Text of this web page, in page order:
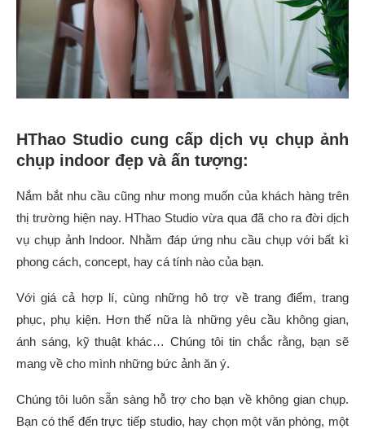
HThao Studio cung cấp dịch vụ chụp ảnh
chụp indoor đẹp và ấn tượng:
Nắm bắt nhu cầu cũng như mong muốn của khách hàng trên
thị trường hiện nay. HThao Studio vừa qua đã cho ra đời dịch
vụ chụp ảnh Indoor. Nhằm đáp ứng nhu cầu chụp với bất kì
phong cách, concept, hay cá tính nào của bạn.
Với giá cả hợp lí, cùng những hô trợ về trang điểm, trang
phục, phụ kiện. Hơn thế nữa là những yêu cầu không gian,
ánh sáng, kỹ thuật khác… Chúng tôi tin chắc rằng, bạn sẽ
mang về cho mình những bức ảnh ăn ý.
Chúng tôi luôn sẵn sàng hỗ trợ cho bạn về không gian chụp.
Bạn có thể đến trực tiếp studio, hay chọn một văn phòng, một